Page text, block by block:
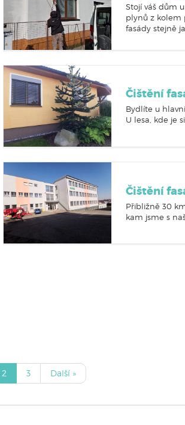
Stojí váš dům
plynů z kolem
fasády stejně
Čištění
Bydlíte u
U lesa, kde je
Čištění
Přibližně 30
kam jsme s
2 3 Další »